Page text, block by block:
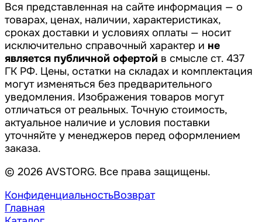
Вся представленная на сайте информация — о
товарах, ценах, наличии, характеристиках,
сроках доставки и условиях оплаты — носит
исключительно справочный характер и не
является публичной офертой в смысле ст. 437
ГК РФ. Цены, остатки на складах и комплектация
могут изменяться без предварительного
уведомления. Изображения товаров могут
отличаться от реальных. Точную стоимость,
актуальное наличие и условия поставки
уточняйте у менеджеров перед оформлением
заказа.
© 2026 AVSTORG. Все права защищены.
КонфиденциальностьВозврат
Главная